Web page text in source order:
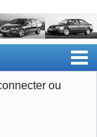
ou